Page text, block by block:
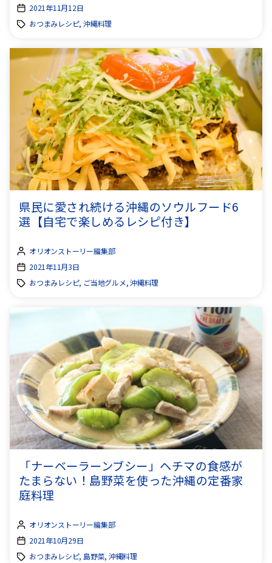
2021年11月12日
おつまみレシピ, 沖縄料理
県民に愛され続ける沖縄のソウルフード6
選【自宅で楽しめるレシピ付き】
オリオンストーリー編集部
2021年11月3日
おつまみレシピ, ご当地グルメ, 沖縄料理
「ナーベーラーンブシー」ヘチマの食感が
たまらない！島野菜を使った沖縄の定番家
庭料理
オリオンストーリー編集部
2021年10月29日
おつまみレシピ, 島野菜, 沖縄料理